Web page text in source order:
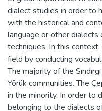
dialect studies in order to
with the historical and
language or other
techniques. In this
field by conducting
The majority of the
Yörük communities. The
in the minority. In order to
belonging to the dialects